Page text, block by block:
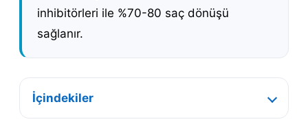
inhibitörleri ile %70-80 saç dönüşü
sağlanır.
İçindekiler